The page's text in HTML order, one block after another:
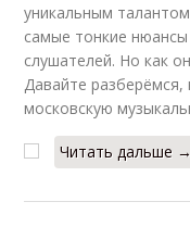
уникальным
самые тонкие
слушателей. Но как
Давайте разберёмся,
московскую
Читать дальше →